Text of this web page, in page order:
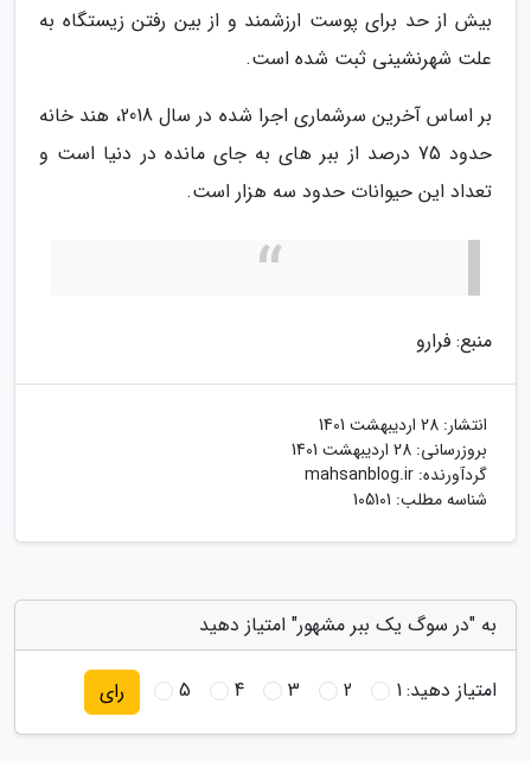
بیش از حد برای پوست ارزشمند و از بین رفتن زیستگاه به
علت شهرنشینی ثبت شده است.
بر اساس آخرین سرشماری اجرا شده در سال 2018، هند خانه
حدود 75 درصد از ببر های به جای مانده در دنیا است و
تعداد این حیوانات حدود سه هزار است.
منبع: فرارو
انتشار: 28 اردیبهشت 1401
بروزرسانی: 28 اردیبهشت 1401
گردآورنده: mahsanblog.ir
شناسه مطلب: 105101
به "در سوگ یک ببر مشهور" امتیاز دهید
امتیاز دهید:1
2
3
4
5 رای